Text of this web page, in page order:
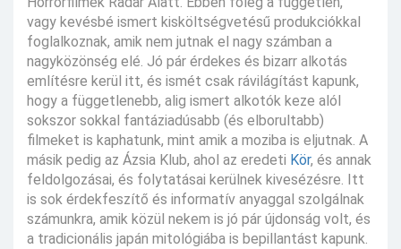
vagy kevésbé ismert kisköltségvetésű produkciókkal
foglalkoznak, amik nem jutnak el nagy számban a
nagyközönség elé. Jó pár érdekes és bizarr alkotás
említésre kerül itt, és ismét csak rávilágítást kapunk,
hogy a függetlenebb, alig ismert alkotók keze alól
sokszor sokkal fantáziadúsabb (és elborultabb)
filmeket is kaphatunk, mint amik a moziba is eljutnak. A
másik pedig az Ázsia Klub, ahol az eredeti Kör, és annak
feldolgozásai, és folytatásai kerülnek kivesézésre. Itt
is sok érdekfeszítő és informatív anyaggal szolgálnak
számunkra, amik közül nekem is jó pár újdonság volt, és
a tradicionális japán mitológiába is bepillantást kapunk.